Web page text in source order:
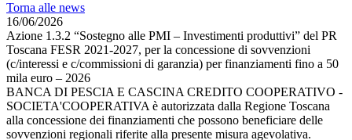
Torna alle news
16/06/2026
Azione 1.3.2 “Sostegno alle PMI – Investimenti produttivi” del PR
Toscana FESR 2021-2027, per la concessione di sovvenzioni
(c/interessi e c/commissioni di garanzia) per finanziamenti fino a 50
mila euro – 2026
BANCA DI PESCIA E CASCINA CREDITO COOPERATIVO -
SOCIETA'COOPERATIVA è autorizzata dalla Regione Toscana
alla concessione dei finanziamenti che possono beneficiare delle
sovvenzioni regionali riferite alla presente misura agevolativa.